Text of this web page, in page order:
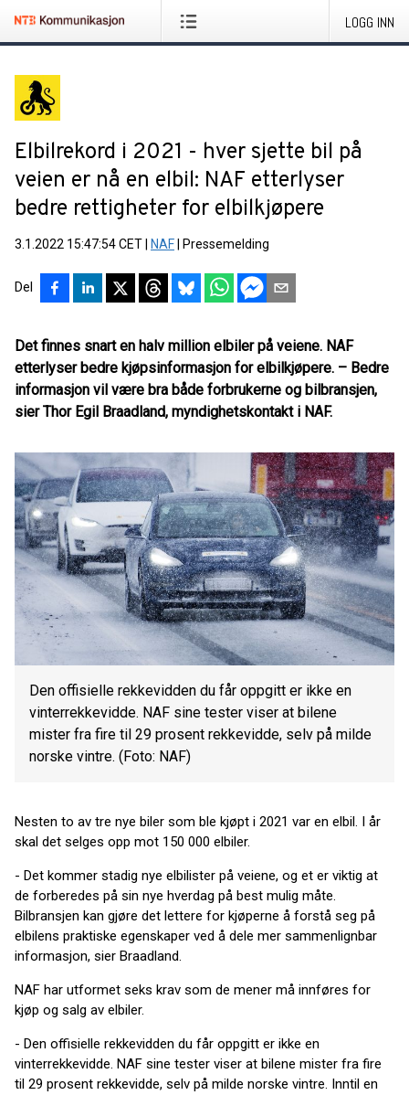
LOGG INN
Elbilrekord i 2021 - hver sjette bil på
veien er nå en elbil: NAF etterlyser
bedre rettigheter for elbilkjøpere
3.1.2022 15:47:54 CET NAF Pressemelding
Del
Det finnes snart en halv million elbiler på veiene. NAF
etterlyser bedre kjøpsinformasjon for elbilkjøpere. – Bedre
informasjon vil være bra både forbrukerne og bilbransjen,
sier Thor Egil Braadland, myndighetskontakt i NAF.
Den offisielle rekkevidden du får oppgitt er ikke en
vinterrekkevidde. NAF sine tester viser at bilene
mister fra fire til 29 prosent rekkevidde, selv på milde
norske vintre. (Foto: NAF)
Nesten to av tre nye biler som ble kjøpt i 2021 var en elbil. I år
skal det selges opp mot 150 000 elbiler.
- Det kommer stadig nye elbilister på veiene, og et er viktig at
de forberedes på sin nye hverdag på best mulig måte.
Bilbransjen kan gjøre det lettere for kjøperne å forstå seg på
elbilens praktiske egenskaper ved å dele mer sammenlignbar
informasjon, sier Braadland.
NAF har utformet seks krav som de mener må innføres for
kjøp og salg av elbiler.
- Den offisielle rekkevidden du får oppgitt er ikke en
vinterrekkevidde. NAF sine tester viser at bilene mister fra fire
til 29 prosent rekkevidde, selv på milde norske vintre. Inntil en